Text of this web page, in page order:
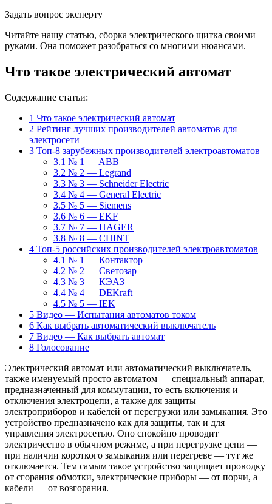
Задать вопрос эксперту
Читайте нашу статью, сборка электрического щитка своими
руками. Она поможет разобраться со многими нюансами.
Что такое электрический автомат
Содержание статьи:
1 Что такое электрический автомат
2 Рейтинг лучших производителей автоматов для
электросети
3 Топ-8 зарубежных производителей электроавтоматов
3.1 № 1 — ABB
3.2 № 2 — Legrand
3.3 № 3 — Schneider Electric
3.4 № 4 — General Electric
3.5 № 5 — Siemens
3.6 № 6 — EKF
3.7 № 7 — HAGER
3.8 № 8 — CHINT
4 Топ-5 российских производителей электроавтоматов
4.1 № 1 — Контактор
4.2 № 2 — Светозар
4.3 № 3 — КЭАЗ
4.4 № 4 — DEKraft
4.5 № 5 — IEK
5 Видео — Испытания автоматов током
6 Как выбрать автоматический выключатель
7 Видео — Как выбрать автомат
8 Голосование
Электрический автомат или автоматический выключатель,
также именуемый просто автоматом — специальный аппарат,
предназначенный для коммутации, то есть включения и
отключения электроцепи, а также для защиты
электроприборов и кабелей от перегрузки или замыкания. Это
устройство предназначено как для защиты, так и для
управления электросетью. Оно спокойно проводит
электричество в обычном режиме, а при перегрузке цепи —
при наличии короткого замыкания или перегреве — тут же
отключается. Тем самым такое устройство защищает проводку
от сгорания обмотки, электрические приборы — от порчи, а
кабели — от возгорания.